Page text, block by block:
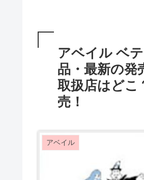
アベイル ベ
品・最新の発
取扱店はどこ
売！
アベイル